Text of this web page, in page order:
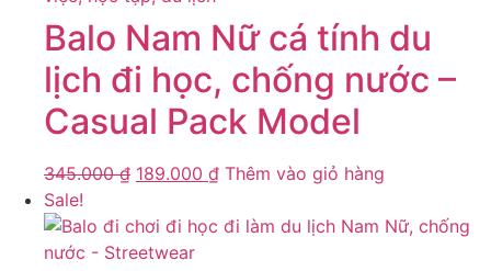
Balo Nam Nữ cá tính du
lịch đi học, chống nước –
Casual Pack Model
345.000₫ 189.000 ₫ Thêm vào giỏ hàng
Sale!